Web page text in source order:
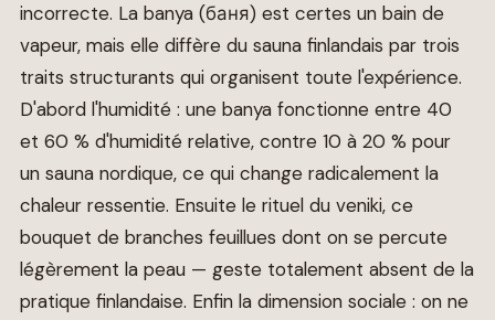
incorrecte. La banya (баня) est certes un bain de
vapeur, mais elle diffère du sauna finlandais par trois
traits structurants qui organisent toute l'expérience.
D'abord l'humidité : une banya fonctionne entre 40
et 60 % d'humidité relative, contre 10 à 20 % pour
un sauna nordique, ce qui change radicalement la
chaleur ressentie. Ensuite le rituel du veniki, ce
bouquet de branches feuillues dont on se percute
légèrement la peau — geste totalement absent de la
pratique finlandaise. Enfin la dimension sociale : on ne